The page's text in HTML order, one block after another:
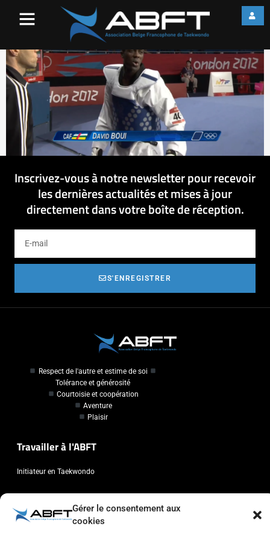
Gérer le consentement aux
cookies
Inscrivez-vous à notre newsletter pour recevoir
les dernières actualités et mises à jour
directement dans votre boîte de réception.
S'ENREGISTRER
Respect de l'autre et estime de soi
Tolérance et générosité
Courtoisie et coopération
Aventure
Plaisir
Travailler à l'ABFT
Initiateur en Taekwondo
Association Belge Francophone de Taekwondo